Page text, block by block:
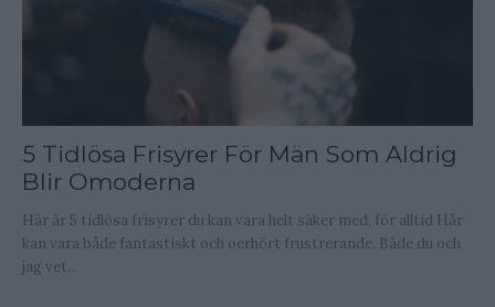
5 Tidlösa Frisyrer För Män Som Aldrig
Blir Omoderna
Här är 5 tidlösa frisyrer du kan vara helt säker med, för alltid Hår
kan vara både fantastiskt och oerhört frustrerande. Både du och
jag vet...